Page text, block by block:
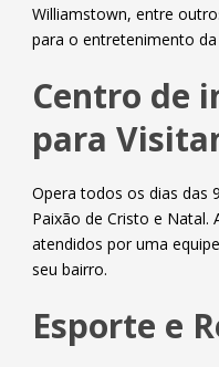
Williamstown, entre
para o entretenimento da
Centro de
para
Opera todos os dias das
Paixão de Cristo e Natal.
atendidos por uma
seu bairro.
Esporte e